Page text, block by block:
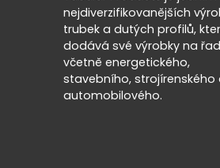
nejdiverzifikovanějších
trubek a dutých profilů,
dodává své výrobky na
včetně energetického,
stavebního, strojírenského
automobilového.